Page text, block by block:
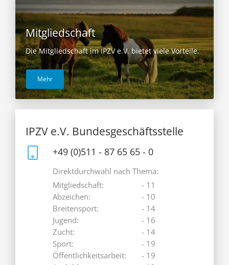
Mitgliedschaft
Die Mitgliedschaft im IPZV e.V. bietet viele Vorteile.
Mehr
IPZV e.V. Bundesgeschäftsstelle
+49 (0)511 - 87 65 65 - 0
Direktdurchwahl nach Thema:
Mitgliedschaft:
Abzeichen:
Breitensport:
Jugend:
Zucht:
Sport:
Öffentlichkeitsarbeit:
- 11
- 10
- 14
- 16
- 14
- 19
- 19